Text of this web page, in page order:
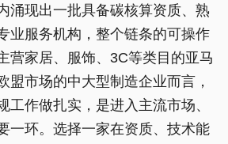
涌现出一批具备碳核算资质、熟
业服务机构，整个链条的可操作
营家居、服饰、3C等类目的亚马
盟市场的中大型制造企业而言，
工作做扎实，是进入主流市场、
一环。选择一家在资质、技术能